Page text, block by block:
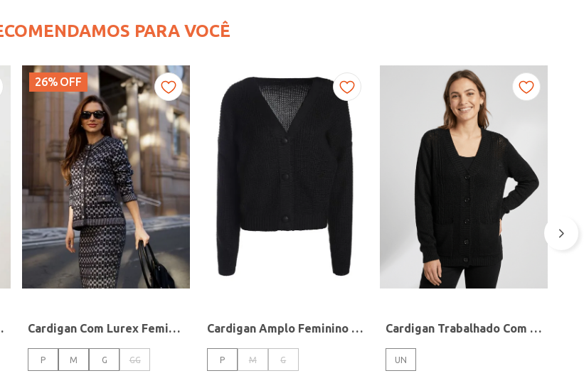
PARA VOCÊ
VINHO
26% OFF
Cardigan Com Lurex Feminino PRETO/PRETO/OFF WHITE
P M G GG
Cardigan Amplo Feminino PRETO
P M G
Cardigan Trabalhado Com Botões Feminino PRETO
UN